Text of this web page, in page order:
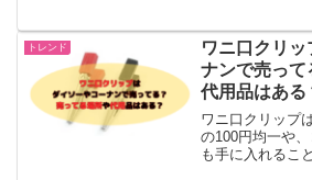
ぶストーリーラ
こすコラボレー
トレンド
ワニ口クリ
ナンで売って
代用品はある
ワニ口クリップ
の100円均一や
も手に入れるこ